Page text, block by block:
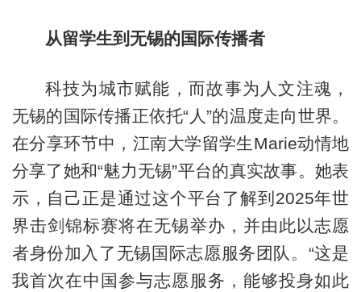
从留学生到无锡的国际传播者
科技为城市赋能，而故事为人文注魂，
无锡的国际传播正依托“人”的温度走向世界。
在分享环节中，江南大学留学生Marie动情地
分享了她和“魅力无锡”平台的真实故事。她表
示，自己正是通过这个平台了解到2025年世
界击剑锦标赛将在无锡举办，并由此以志愿
者身份加入了无锡国际志愿服务团队。“这是
我首次在中国参与志愿服务，能够投身如此